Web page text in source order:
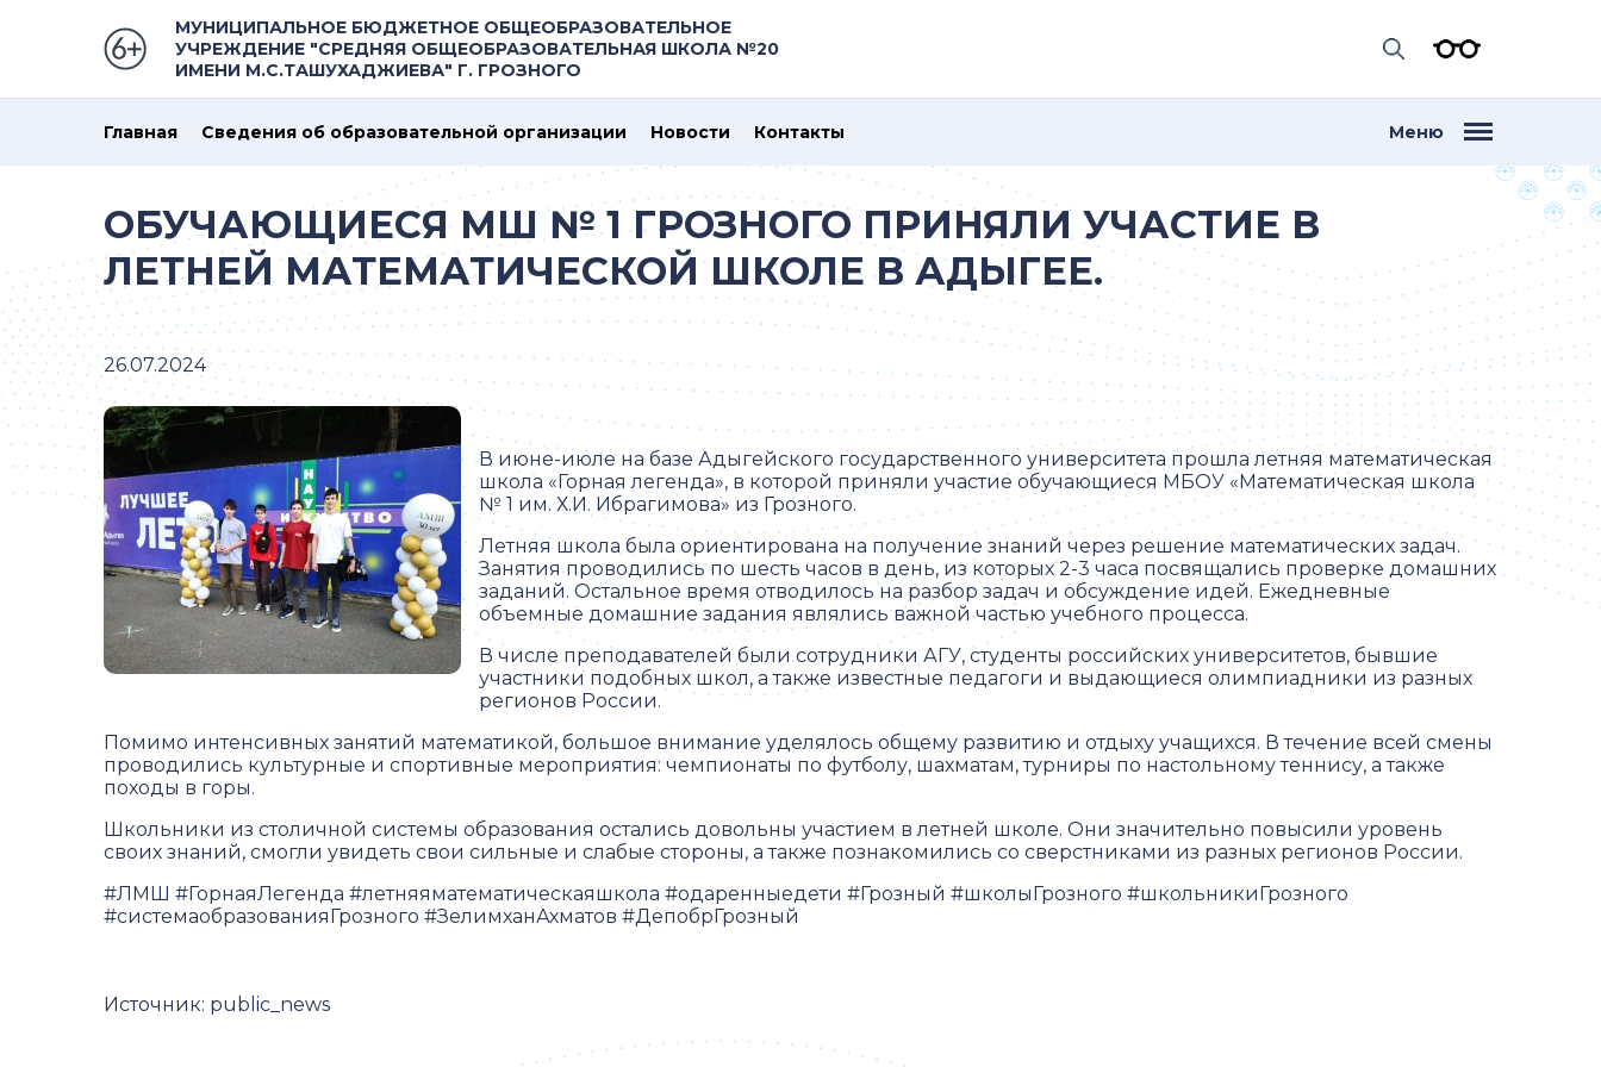
МУНИЦИПАЛЬНОЕ БЮДЖЕТНОЕ ОБЩЕОБРАЗОВАТЕЛЬНОЕ
УЧРЕЖДЕНИЕ "СРЕДНЯЯ ОБЩЕОБРАЗОВАТЕЛЬНАЯ ШКОЛА №20
ИМЕНИ М.С.ТАШУХАДЖИЕВА" Г. ГРОЗНОГО
Главная Сведения об образовательной организации Новости Контакты Меню
ОБУЧАЮЩИЕСЯ МШ № 1 ГРОЗНОГО ПРИНЯЛИ УЧАСТИЕ В
ЛЕТНЕЙ МАТЕМАТИЧЕСКОЙ ШКОЛЕ В АДЫГЕЕ.
26.07.2024
В июне-июле на базе Адыгейского государственного университета прошла летняя математическая
школа «Горная легенда», в которой приняли участие обучающиеся МБОУ «Математическая школа
№ 1 им. Х.И. Ибрагимова» из Грозного.
Летняя школа была ориентирована на получение знаний через решение математических задач.
Занятия проводились по шесть часов в день, из которых 2-3 часа посвящались проверке домашних
заданий. Остальное время отводилось на разбор задач и обсуждение идей. Ежедневные
объемные домашние задания являлись важной частью учебного процесса.
В числе преподавателей были сотрудники АГУ, студенты российских университетов, бывшие
участники подобных школ, а также известные педагоги и выдающиеся олимпиадники из разных
регионов России.
Помимо интенсивных занятий математикой, большое внимание уделялось общему развитию и отдыху учащихся. В течение всей смены
проводились культурные и спортивные мероприятия: чемпионаты по футболу, шахматам, турниры по настольному теннису, а также
походы в горы.
Школьники из столичной системы образования остались довольны участием в летней школе. Они значительно повысили уровень
своих знаний, смогли увидеть свои сильные и слабые стороны, а также познакомились со сверстниками из разных регионов России.
#ЛМШ #ГорнаяЛегенда #летняяматематическаяшкола #одаренныедети #Грозный #школыГрозного #школьникиГрозного
#системаобразованияГрозного #ЗелимханАхматов #ДепобрГрозный
Источник: public_news